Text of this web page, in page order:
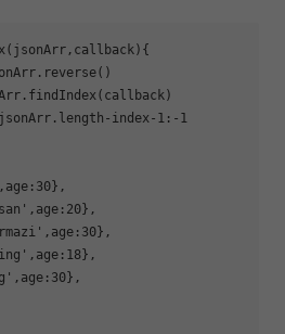
( jsonArr,callback )
index-1 : -1
, age : 30
, age : 20
, age : 30
, age : 18
, age : 30